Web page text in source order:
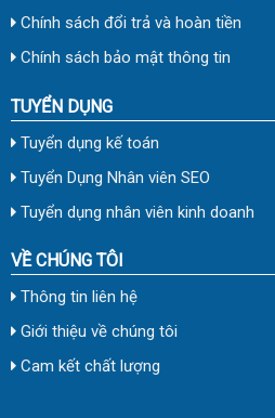
Chính sách đổi trả và hoàn tiền
Chính sách bảo mật thông tin
TUYỂN DỤNG
Tuyển dụng kế toán
Tuyển Dụng Nhân viên SEO
Tuyển dụng nhân viên kinh doanh
VỀ CHÚNG TÔI
Thông tin liên hệ
Giới thiệu về chúng tôi
Cam kết chất lượng